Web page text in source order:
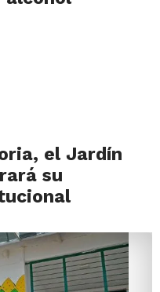
el Jardín
su